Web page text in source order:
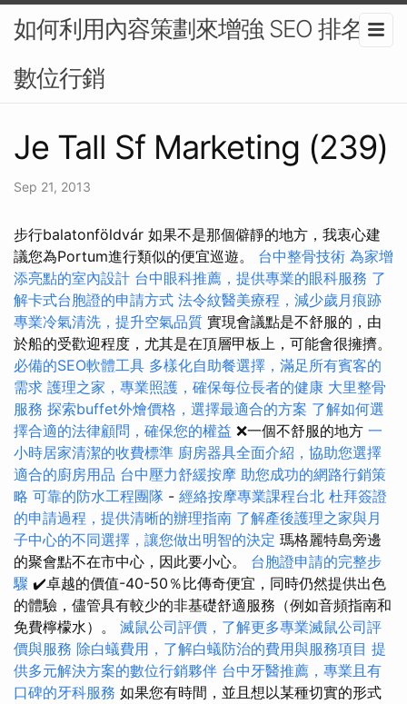
如何利用內容策劃來增強 SEO 排名-
數位行銷
Je Tall Sf Marketing (239)
Sep 21, 2013
步行balatonföldvár 如果不是那個僻靜的地方，我衷心建
議您為Portum進行類似的便宜巡遊。 台中整骨技術 為家增
添亮點的室內設計 台中眼科推薦，提供專業的眼科服務 了
解卡式台胞證的申請方式 法令紋醫美療程，減少歲月痕跡
專業冷氣清洗，提升空氣品質 實現會議點是不舒服的，由
於船的受歡迎程度，尤其是在頂層甲板上，可能會很擁擠。
必備的SEO軟體工具 多樣化自助餐選擇，滿足所有賓客的
需求 護理之家，專業照護，確保每位長者的健康 大里整骨
服務 探索buffet外燴價格，選擇最適合的方案 了解如何選
擇合適的法律顧問，確保您的權益 ❌一個不舒服的地方 一
小時居家清潔的收費標準 廚房器具全面介紹，協助您選擇
適合的廚房用品 台中壓力舒緩按摩 助您成功的網路行銷策
略 可靠的防水工程團隊 - 經絡按摩專業課程台北 杜拜簽證
的申請過程，提供清晰的辦理指南 了解產後護理之家與月
子中心的不同選擇，讓您做出明智的決定 瑪格麗特島旁邊
的聚會點不在市中心，因此要小心。 台胞證申請的完整步
驟 ✔️卓越的價值-40-50％比傳奇便宜，同時仍然提供出色
的體驗，儘管具有較少的非基礎舒適服務（例如音頻指南和
免費檸檬水）。 滅鼠公司評價，了解更多專業滅鼠公司評
價與服務 除白蟻費用，了解白蟻防治的費用與服務項目 提
供多元解決方案的數位行銷夥伴 台中牙醫推薦，專業且有
口碑的牙科服務 如果您有時間，並且想以某種切實的形式